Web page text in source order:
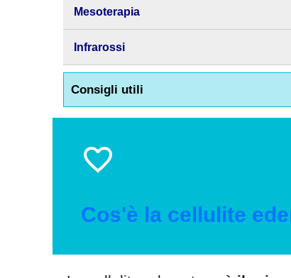
Mesoterapia
Infrarossi
Consigli utili
Cos'è la cellulite